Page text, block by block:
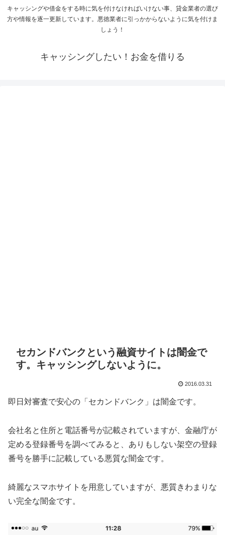
キャッシングや借金をする時に気を付けなければいけない事、貸金業者の選び
方や情報を逐一更新しています。悪徳業者に引っかからないように気を付けま
しょう！
キャッシングしたい！お金を借りる
セカンドバンクという融資サイトは闇金で
す。キャッシングしないように。
2016.03.31
即日対審査で安心の「セカンドバンク」は闇金です。
会社名と住所と電話番号が記載されていますが、金融庁が
定める登録番号を調べてみると、ありもしない架空の登録
番号を勝手に記載している悪質な闇金です。
綺麗なスマホサイトを用意していますが、悪質きわまりな
い完全な闇金です。